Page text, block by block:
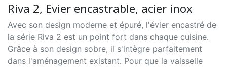
Riva 2, Evier encastrable, acier inox
Avec son design moderne et épuré, l'évier encastré de
la série Riva 2 est un point fort dans chaque cuisine.
Grâce à son design sobre, il s'intègre parfaitement
dans l'aménagement existant. Pour que la vaisselle